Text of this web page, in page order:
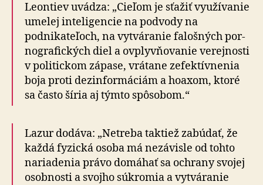
Leontiev uvádza: „Cieľom je sťažiť využívanie
umelej inteligencie na podvody na
podnikateľoch, na vytváranie falošných por­
no­gra­fic­kých diel a ovplyv­ňo­va­nie verejnosti
v po­li­tic­kom zápase, vrá­ta­ne zefek­tív­ne­nia
boja proti dezinfor­má­ciám a hoaxom, ktoré
sa často šíria aj týmto spô­so­bom.“
Lazur dodáva: „Netreba taktiež zabúdať, že
každá fyzická osoba má nezávisle od tohto
nariadenia právo domáhať sa ochrany svojej
osobnosti a svojho súkromia a vytváranie